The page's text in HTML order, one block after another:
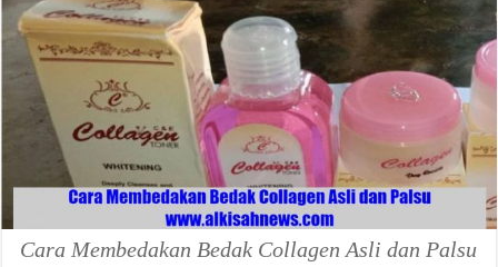
Cara Membedakan Bedak Collagen Asli dan Palsu